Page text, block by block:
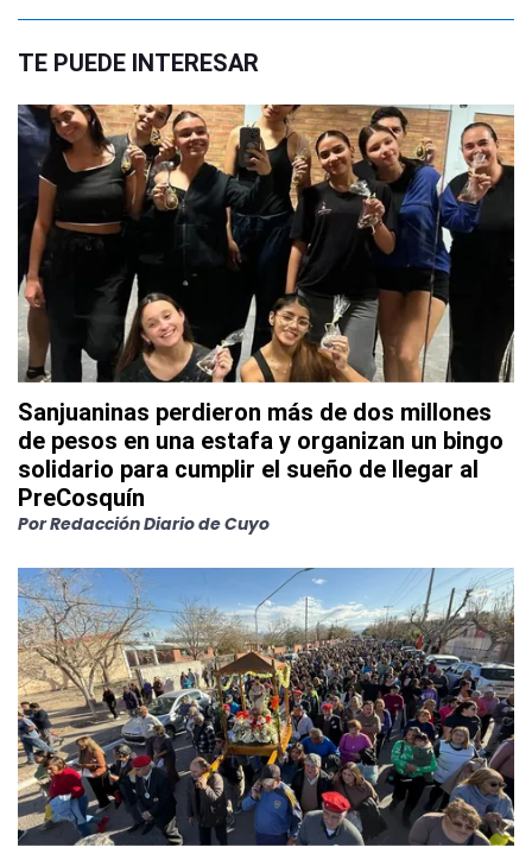
TE PUEDE INTERESAR
Sanjuaninas perdieron más de dos millones
de pesos en una estafa y organizan un bingo
solidario para cumplir el sueño de llegar al
PreCosquín
PorRedacción Diario de Cuyo